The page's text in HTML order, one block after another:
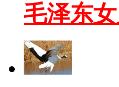
毛泽东